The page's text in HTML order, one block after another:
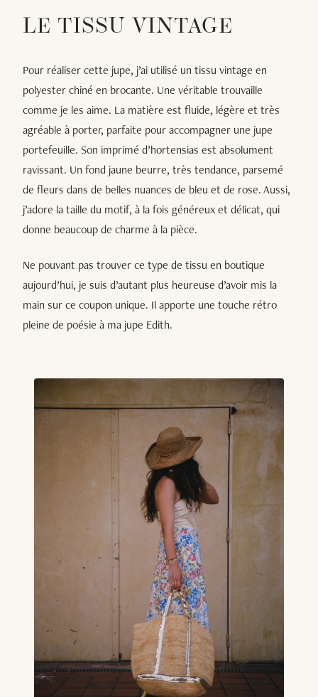
LE TISSU VINTAGE
Pour réaliser cette jupe, j’ai utilisé un tissu vintage en
polyester chiné en brocante. Une véritable trouvaille
comme je les aime. La matière est fluide, légère et très
agréable à porter, parfaite pour accompagner une jupe
portefeuille. Son imprimé d’hortensias est absolument
ravissant. Un fond jaune beurre, très tendance, parsemé
de fleurs dans de belles nuances de bleu et de rose. Aussi,
j’adore la taille du motif, à la fois généreux et délicat, qui
donne beaucoup de charme à la pièce.
Ne pouvant pas trouver ce type de tissu en boutique
aujourd’hui, je suis d’autant plus heureuse d’avoir mis la
main sur ce coupon unique. Il apporte une touche rétro
pleine de poésie à ma jupe Edith.